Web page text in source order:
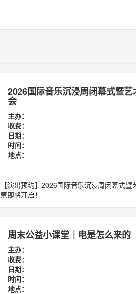
2026国际音乐沉浸周闭幕式暨艺
会
主办：
收费：
日期：
时间：
地点：
【演出预约】2026国际音乐沉浸周闭幕式
票即将开启！
周末公益小课堂｜电是怎么来的
主办：
收费：
日期：
时间：
地点：